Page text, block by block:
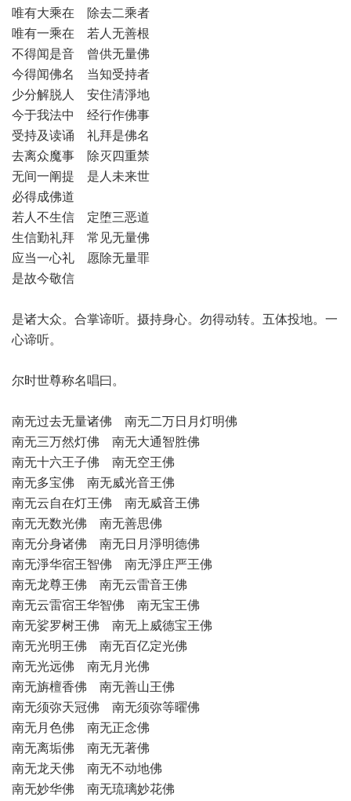
唯有大乘在 除去二乘者
唯有一乘在 若人无善根
不得闻是音 曾供无量佛
今得闻佛名 当知受持者
少分解脱人 安住清淨地
今于我法中 经行作佛事
受持及读诵 礼拜是佛名
去离众魔事 除灭四重禁
无间一阐提 是人未来世
必得成佛道
若人不生信 定堕三恶道
生信勤礼拜 常见无量佛
应当一心礼 愿除无量罪
是故今敬信
是诸大众。合掌谛听。摄持身心。勿得动转。五体投地。一
心谛听。
尔时世尊称名唱曰。
南无过去无量诸佛 南无二万日月灯明佛
南无三万然灯佛 南无大通智胜佛
南无十六王子佛 南无空王佛
南无多宝佛 南无威光音王佛
南无云自在灯王佛 南无威音王佛
南无无数光佛 南无善思佛
南无分身诸佛 南无日月淨明德佛
南无淨华宿王智佛 南无淨庄严王佛
南无龙尊王佛 南无云雷音王佛
南无云雷宿王华智佛 南无宝王佛
南无娑罗树王佛 南无上威德宝王佛
南无光明王佛 南无百亿定光佛
南无光远佛 南无月光佛
南无旃檀香佛 南无善山王佛
南无须弥天冠佛 南无须弥等曜佛
南无月色佛 南无正念佛
南无离垢佛 南无无著佛
南无龙天佛 南无不动地佛
南无妙华佛 南无琉璃妙花佛